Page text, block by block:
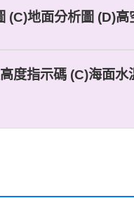
(C)地面分析圖 (D)高
度指示碼 (C)海面水